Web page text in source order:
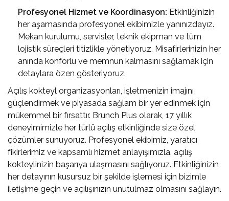
Profesyonel Hizmet ve Koordinasyon: Etkinliğinizin
her aşamasında profesyonel ekibimizle yanınızdayız.
Mekan kurulumu, servisler, teknik ekipman ve tüm
lojistik süreçleri titizlikle yönetiyoruz. Misafirlerinizin her
anında konforlu ve memnun kalmasını sağlamak için
detaylara özen gösteriyoruz.
Açılış kokteyl organizasyonları, işletmenizin imajını
güçlendirmek ve piyasada sağlam bir yer edinmek için
mükemmel bir fırsattır. Brunch Plus olarak, 17 yıllık
deneyimimizle her türlü açılış etkinliğinde size özel
çözümler sunuyoruz. Profesyonel ekibimiz, yaratıcı
fikirlerimiz ve kapsamlı hizmet anlayışımızla, açılış
kokteylinizin başarıya ulaşmasını sağlıyoruz. Etkinliğinizin
her detayının kusursuz bir şekilde işlemesi için bizimle
iletişime geçin ve açılışınızın unutulmaz olmasını sağlayın.